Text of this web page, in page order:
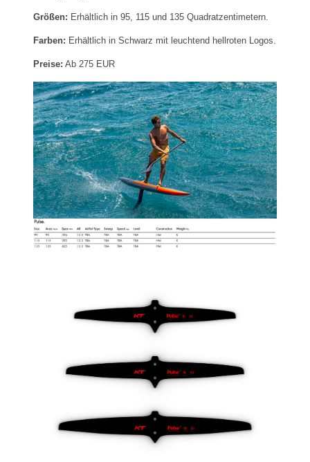
Größen: Erhältlich in 95, 115 und 135 Quadratzentimetern.
Farben: Erhältlich in Schwarz mit leuchtend hellroten Logos.
Preise: Ab 275 EUR